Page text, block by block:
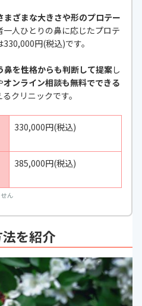
まざまな大きさや形のプロテー
一人ひとりの鼻に応じたプロテ
円(税込)です。
を性格からも判断して提案し
オンライン相談も無料でできる
クリニックです。
330,000円(税込)
385,000円(税込)
ん
を紹介